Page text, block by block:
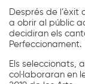
Després de
a obrir al públic
decidiran els
Perfeccionament.
Els seleccionats,
col·laboraran en